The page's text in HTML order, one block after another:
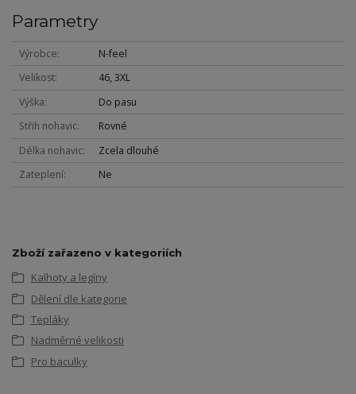
Parametry
Výrobce
N-feel
Velikost
46, 3XL
Výška
Do pasu
Střih nohavic
Rovné
Délka nohavic
Zcela dlouhé
Zateplení
Ne
Zboží zařazeno v kategoriích
Kalhoty a legíny
Dělení dle kategorie
Tepláky
Nadměrné velikosti
Pro baculky